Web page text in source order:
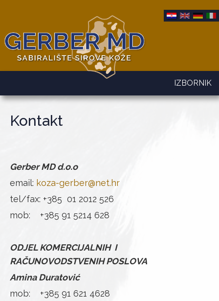
IZBORNIK
Kontakt
Gerber MD d.o.o
email: koza-gerber@net.hr
tel/fax: +385 01 2012 526
mob: +385 91 5214 628
ODJEL KOMERCIJALNIH I
RAČUNOVODSTVENIH POSLOVA
Amina Duratović
mob: +385 91 621 4628